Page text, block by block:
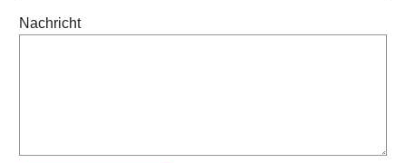
Nachricht